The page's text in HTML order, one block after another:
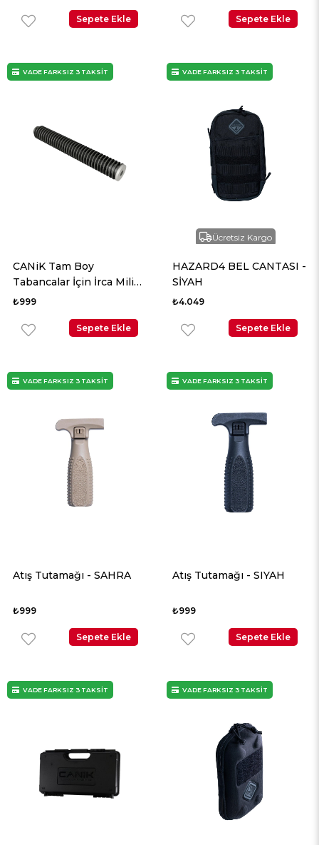
Sepete Ekle Sepete Ekle
CANiK Tam Boy
Tabancalar İçin İrca Mili
Komplesi
₺999
Sepete Ekle
VADE FARKSIZ 3 TAKSİT
Ücretsiz Kargo
HAZARD4 BEL CANTASI -
SİYAH
₺4.049
Sepete Ekle
VADE FARKSIZ 3 TAKSİT
Atış Tutamağı - SAHRA
₺999
Sepete Ekle
VADE FARKSIZ 3 TAKSİT
Atış Tutamağı - SIYAH
₺999
Sepete Ekle
VADE FARKSIZ 3 TAKSİT
VADE FARKSIZ 3 TAKSİT VADE FARKSIZ 3 TAKSİT